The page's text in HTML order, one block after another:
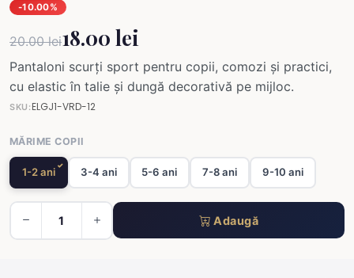
-10.00%
20.00 lei18.00 lei
Pantaloni scurți sport pentru copii, comozi și practici,
cu elastic în talie și dungă decorativă pe mijloc.
SKU:ELGJ1-VRD-12
MĂRIME COPII
1-2 ani 3-4 ani 5-6 ani 7-8 ani 9-10 ani
Adaugă